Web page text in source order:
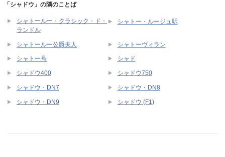
「シャドウ」の隣のことば
シャトールー・クラシック・ド・
ランドル
シャトー・ルージュ駅
シャトールー公爵夫人 シャトーヴィラン
シャトー号 シャド
シャドウ400 シャドウ750
シャドウ・DN7 シャドウ・DN8
シャドウ・DN9 シャドウ (F1)